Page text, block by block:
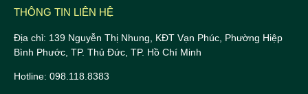
THÔNG TIN LIÊN HỆ
Địa chỉ: 139 Nguyễn Thị Nhung, KĐT Vạn Phúc, Phường Hiệp
Bình Phước, TP. Thủ Đức, TP. Hồ Chí Minh
Hotline: 098.118.8383